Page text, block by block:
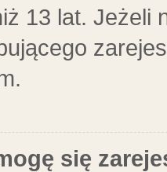
13 lat. Jeżeli
się